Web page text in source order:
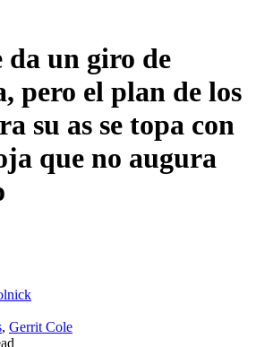
un giro de
pero el plan de los
su as se topa con
que no augura
, Gerrit Cole